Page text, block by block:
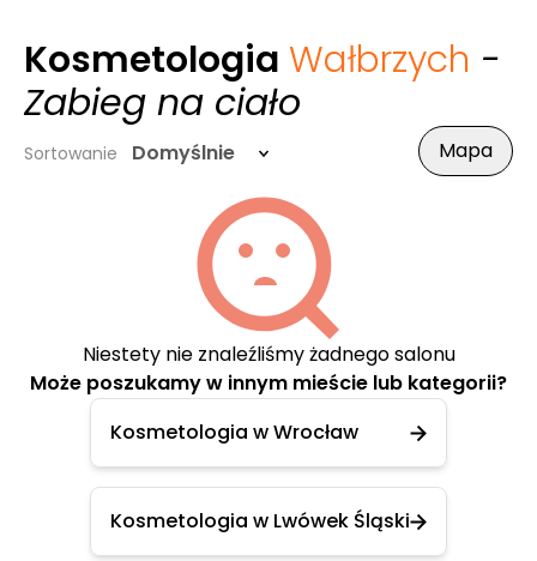
Kosmetologia Wałbrzych -
Zabieg na ciało
Sortowanie Domyślnie Mapa
Niestety nie znaleźliśmy żadnego salonu
Może poszukamy w innym mieście lub kategorii?
Kosmetologia w Wrocław
Kosmetologia w Lwówek Śląski